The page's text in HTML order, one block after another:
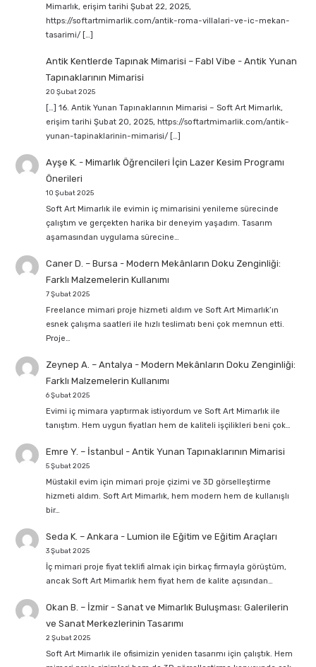
Mimarlık, erişim tarihi Şubat 22, 2025,
https://softartmimarlik.com/antik-roma-villalari-ve-ic-mekan-
tasarimi/ […]
Antik Kentlerde Tapınak Mimarisi – Fabl Vibe - Antik Yunan
Tapınaklarının Mimarisi
20 Şubat 2025
[…] 16. Antik Yunan Tapınaklarının Mimarisi – Soft Art Mimarlık,
erişim tarihi Şubat 20, 2025, https://softartmimarlik.com/antik-
yunan-tapinaklarinin-mimarisi/ […]
Ayşe K. - Mimarlık Öğrencileri İçin Lazer Kesim Programı
Önerileri
10 Şubat 2025
Soft Art Mimarlık ile evimin iç mimarisini yenileme sürecinde
çalıştım ve gerçekten harika bir deneyim yaşadım. Tasarım
aşamasından uygulama sürecine…
Caner D. – Bursa - Modern Mekânların Doku Zenginliği:
Farklı Malzemelerin Kullanımı
7 Şubat 2025
Freelance mimari proje hizmeti aldım ve Soft Art Mimarlık’ın
esnek çalışma saatleri ile hızlı teslimatı beni çok memnun etti.
Proje…
Zeynep A. – Antalya - Modern Mekânların Doku Zenginliği:
Farklı Malzemelerin Kullanımı
6 Şubat 2025
Evimi iç mimara yaptırmak istiyordum ve Soft Art Mimarlık ile
tanıştım. Hem uygun fiyatları hem de kaliteli işçilikleri beni çok…
Emre Y. – İstanbul - Antik Yunan Tapınaklarının Mimarisi
5 Şubat 2025
Müstakil evim için mimari proje çizimi ve 3D görselleştirme
hizmeti aldım. Soft Art Mimarlık, hem modern hem de kullanışlı
bir…
Seda K. – Ankara - Lumion ile Eğitim ve Eğitim Araçları
3 Şubat 2025
İç mimari proje fiyat teklifi almak için birkaç firmayla görüştüm,
ancak Soft Art Mimarlık hem fiyat hem de kalite açısından…
Okan B. – İzmir- Sanat ve Mimarlık Buluşması: Galerilerin
ve Sanat Merkezlerinin Tasarımı
2 Şubat 2025
Soft Art Mimarlık ile ofisimizin yeniden tasarımı için çalıştık. Hem